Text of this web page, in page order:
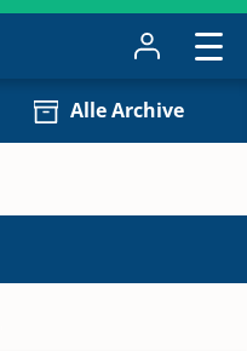
Alle Archive